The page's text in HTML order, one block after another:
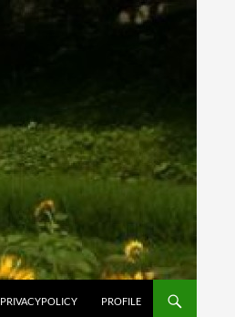
PRIVACYPOLICY PROFILE